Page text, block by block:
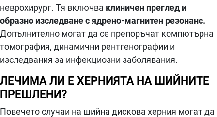
неврохирург. Тя включва клиничен преглед и
образно изследване с ядрено-магнитен резонанс.
Допълнително могат да се препоръчат компютърна
томография, динамични рентгенографии и
изследвания за инфекциозни заболявания.
ЛЕЧИМА ЛИ Е ХЕРНИЯТА НА ШИЙНИТЕ
ПРЕШЛЕНИ?
Повечето случаи на шийна дискова херния могат да